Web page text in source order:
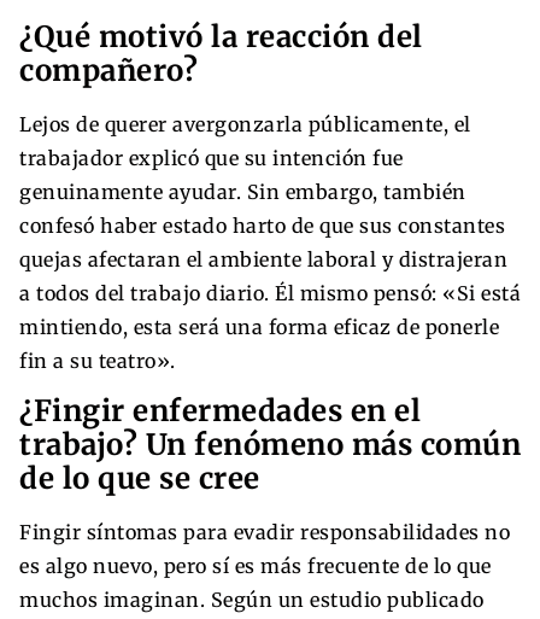
¿Qué motivó la reacción del
compañero?
Lejos de querer avergonzarla públicamente, el
trabajador explicó que su intención fue
genuinamente ayudar. Sin embargo, también
confesó haber estado harto de que sus constantes
quejas afectaran el ambiente laboral y distrajeran
a todos del trabajo diario. Él mismo pensó: «Si está
mintiendo, esta será una forma eficaz de ponerle
fin a su teatro».
¿Fingir enfermedades en el
trabajo? Un fenómeno más común
de lo que se cree
Fingir síntomas para evadir responsabilidades no
es algo nuevo, pero sí es más frecuente de lo que
muchos imaginan. Según un estudio publicado